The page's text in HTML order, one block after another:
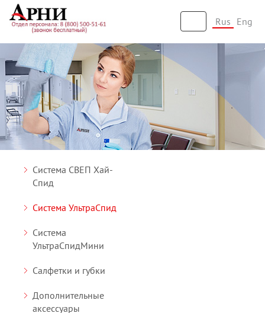
Rus Eng
Система СВЕП Хай-
Спид
Система УльтраСпид
Система
УльтраСпидМини
Салфетки и губки
Дополнительные
аксессуары